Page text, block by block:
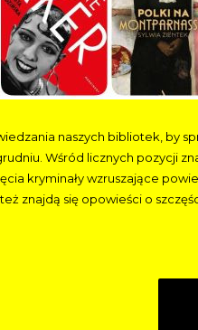
naszych bibliotek, by
Wśród licznych pozycji
kryminały wzruszające
znajdą się opowieści o